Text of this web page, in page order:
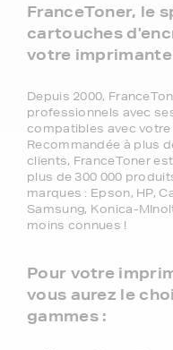
FranceToner, le
cartouches
votre
Depuis 2000,
professionnels avec
compatibles avec
Recommandée à plus
clients, FranceToner
plus de 300 000
marques : Epson, HP,
Samsung, Konica-
moins connues !
Pour votre
vous aurez le
gammes :